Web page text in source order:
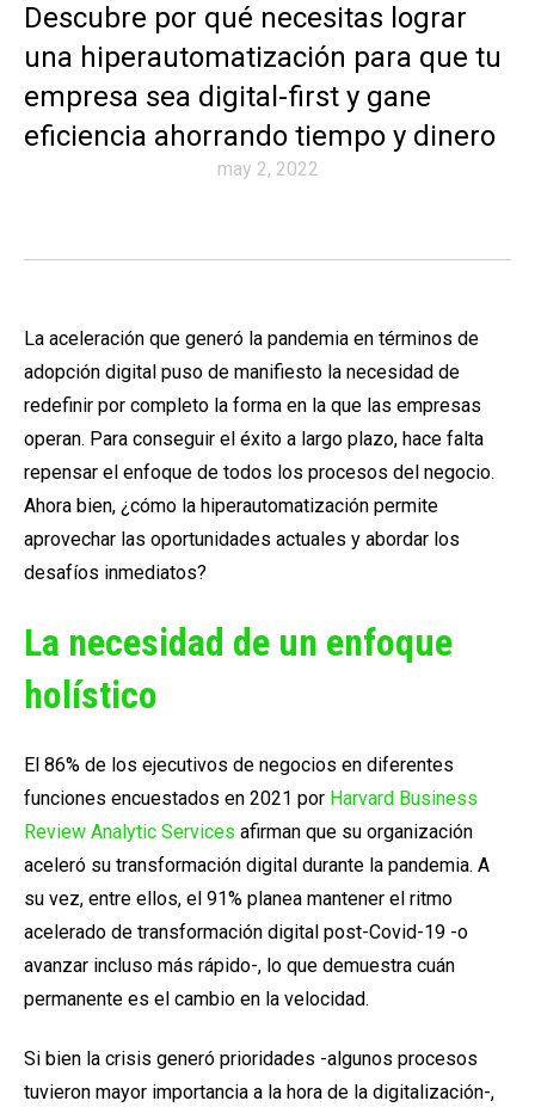
Descubre por qué necesitas lograr
una hiperautomatización para que tu
empresa sea digital-first y gane
eficiencia ahorrando tiempo y dinero
may 2, 2022
La aceleración que generó la pandemia en términos de
adopción digital puso de manifiesto la necesidad de
redefinir por completo la forma en la que las empresas
operan. Para conseguir el éxito a largo plazo, hace falta
repensar el enfoque de todos los procesos del negocio.
Ahora bien, ¿cómo la hiperautomatización permite
aprovechar las oportunidades actuales y abordar los
desafíos inmediatos?
La necesidad de un enfoque
holístico
El 86% de los ejecutivos de negocios en diferentes
funciones encuestados en 2021 por Harvard Business
Review Analytic Services afirman que su organización
aceleró su transformación digital durante la pandemia. A
su vez, entre ellos, el 91% planea mantener el ritmo
acelerado de transformación digital post-Covid-19 -o
avanzar incluso más rápido-, lo que demuestra cuán
permanente es el cambio en la velocidad.
Si bien la crisis generó prioridades -algunos procesos
tuvieron mayor importancia a la hora de la digitalización-,